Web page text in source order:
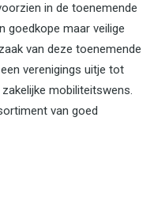
in de toenemende
goedkope maar veilige
van deze toenemende
verenigings uitje tot
mobiliteitswens.
van goed